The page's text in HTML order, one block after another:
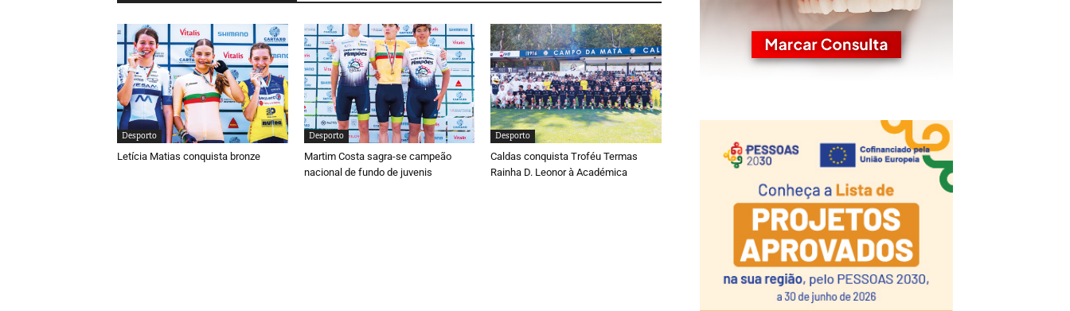
Desporto
Letícia Matias conquista bronze
Desporto
Martim Costa sagra-se campeão
nacional de fundo de juvenis
Desporto
Caldas conquista Troféu Termas
Rainha D. Leonor à Académica